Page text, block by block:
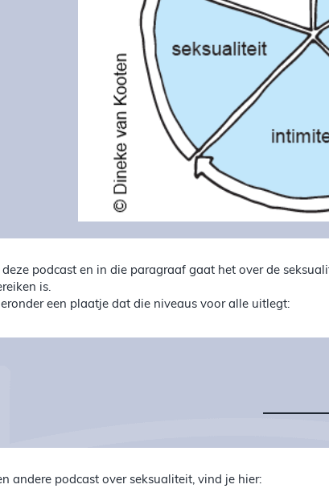
deze podcast en in die paragraaf gaat het over de
is.
een plaatje dat die niveaus voor alle uitlegt:
andere podcast over seksualiteit, vind je hier: